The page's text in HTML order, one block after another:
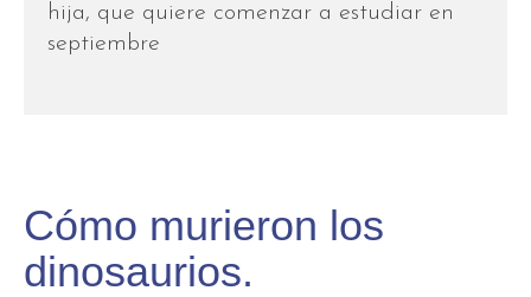
hija, que quiere comenzar a estudiar en
septiembre
Cómo murieron los
dinosaurios.